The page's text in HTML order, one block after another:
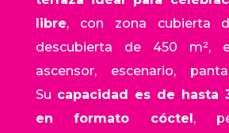
libre, con zona cubierta
descubierta de 450 m²,
ascensor, escenario,
Su capacidad es de hasta
en formato cóctel,